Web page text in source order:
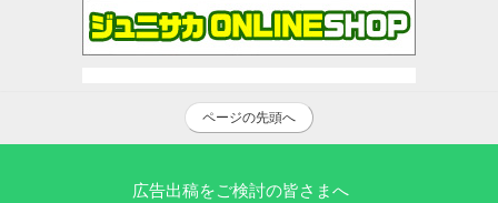
ページの先頭へ
広告出稿をご検討の皆さまへ